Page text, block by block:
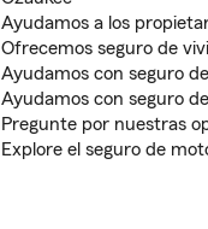
Ayudamos a los
Ofrecemos seguro de
Ayudamos con seguro
Ayudamos con seguro
Pregunte por nuestras
Explore el seguro de